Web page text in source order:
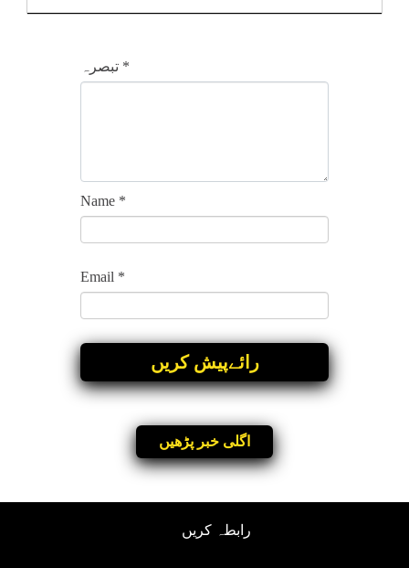
تبصرہ *
Name *
Email *
اگلی خبر پڑھیں
رابطہ کریں